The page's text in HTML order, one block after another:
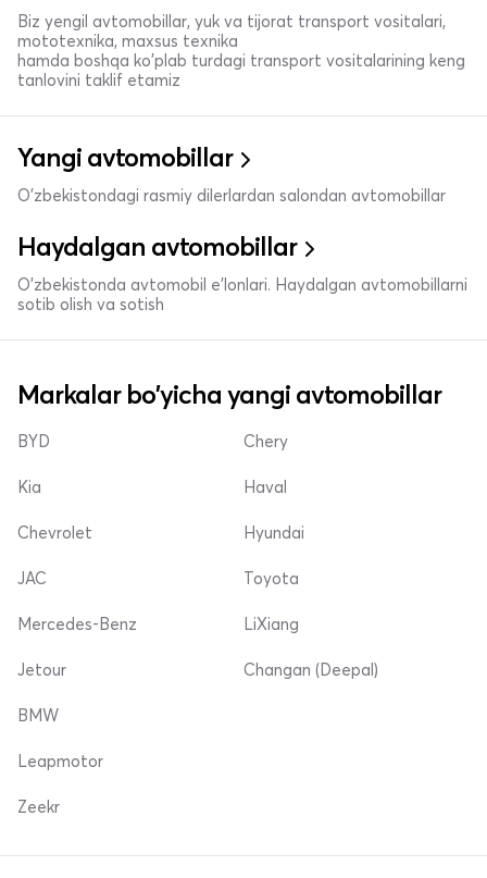
Biz yengil avtomobillar, yuk va tijorat transport vositalari,
mototexnika, maxsus texnika
hamda boshqa ko'plab turdagi transport vositalarining keng
tanlovini taklif etamiz
Yangi avtomobillar
O'zbekistondagi rasmiy dilerlardan salondan avtomobillar
Haydalgan avtomobillar
O'zbekistonda avtomobil e’lonlari. Haydalgan avtomobillarni
sotib olish va sotish
Markalar bo'yicha yangi avtomobillar
BYD
Kia
Chevrolet
Chery
Haval
Hyundai
JAC
Mercedes-Benz
Jetour
Toyota
LiXiang
Changan (Deepal)
BMW
Leapmotor
Zeekr